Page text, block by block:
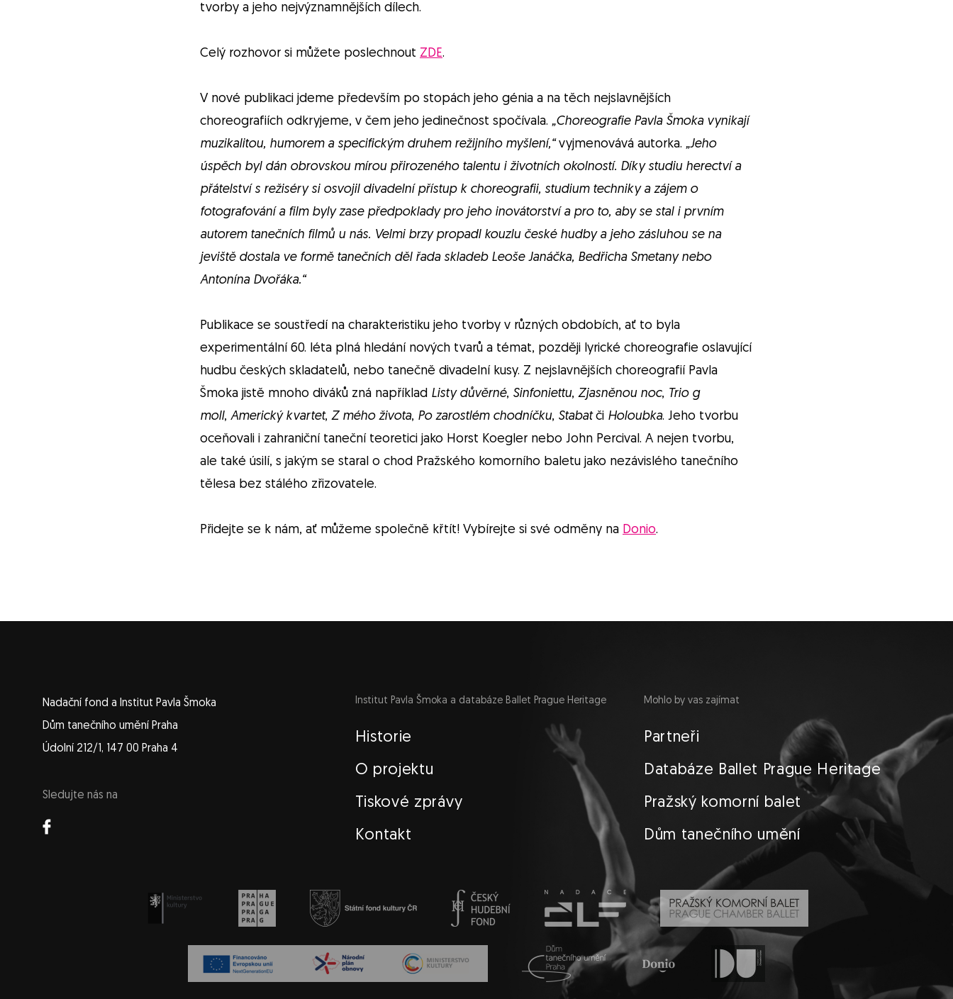
tvorby a jeho nejvýznamnějších dílech.
Celý rozhovor si můžete poslechnout ZDE.
V nové publikaci jdeme především po stopách jeho génia a na těch nejslavnějších
choreografiích odkryjeme, v čem jeho jedinečnost spočívala. „Choreografie Pavla Šmoka vynikají
muzikalitou, humorem a specifickým druhem režijního myšlení,“ vyjmenovává autorka. „Jeho
úspěch byl dán obrovskou mírou přirozeného talentu i životních okolností. Díky studiu herectví a
přátelství s režiséry si osvojil divadelní přístup k choreografii, studium techniky a zájem o
fotografování a film byly zase předpoklady pro jeho inovátorství a pro to, aby se stal i prvním
autorem tanečních filmů u nás. Velmi brzy propadl kouzlu české hudby a jeho zásluhou se na
jeviště dostala ve formě tanečních děl řada skladeb Leoše Janáčka, Bedřicha Smetany nebo
Antonína Dvořáka.“
Publikace se soustředí na charakteristiku jeho tvorby v různých obdobích, ať to byla
experimentální 60. léta plná hledání nových tvarů a témat, později lyrické choreografie oslavující
hudbu českých skladatelů, nebo tanečně divadelní kusy. Z nejslavnějších choreografií Pavla
Šmoka jistě mnoho diváků zná například Listy důvěrné, Sinfoniettu, Zjasněnou noc, Trio g
moll, Americký kvartet, Z mého života, Po zarostlém chodníčku, Stabatči Holoubka. Jeho tvorbu
oceňovali i zahraniční taneční teoretici jako Horst Koegler nebo John Percival. A nejen tvorbu,
ale také úsilí, s jakým se staral o chod Pražského komorního baletu jako nezávislého tanečního
tělesa bez stálého zřizovatele.
Přidejte se k nám, ať můžeme společně křtít! Vybírejte si své odměny na Donio.
Nadační fond a Institut Pavla Šmoka
Dům tanečního umění Praha
Údolní 212/1, 147 00 Praha 4
Sledujte nás na
Institut Pavla Šmoka a databáze Ballet Prague Heritage
Historie
O projektu
Tiskové zprávy
Kontakt
Mohlo by vas zajímat
Partneři
Databáze Ballet Prague Heritage
Pražský komorní balet
Dům tanečního umění